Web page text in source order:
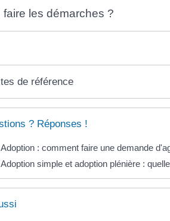
faire les démarches ?
de référence
? Réponses !
Adoption : comment faire une demande
Adoption simple et adoption plénière :